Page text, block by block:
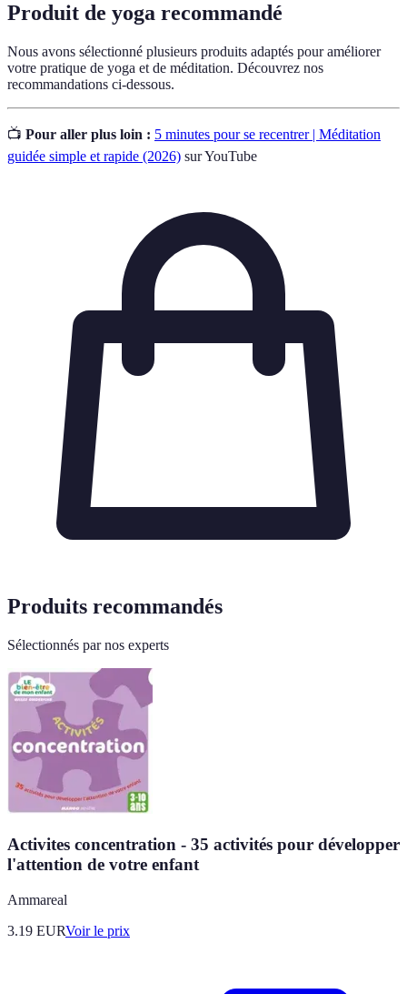
Produit de yoga recommandé
Nous avons sélectionné plusieurs produits adaptés pour améliorer
votre pratique de yoga et de méditation. Découvrez nos
recommandations ci-dessous.
📺 Pour aller plus loin : 5 minutes pour se recentrer | Méditation
guidée simple et rapide (2026) sur YouTube
Produits recommandés
Sélectionnés par nos experts
Activites concentration - 35 activités pour développer
l'attention de votre enfant
Ammareal
3.19 EURVoir le prix